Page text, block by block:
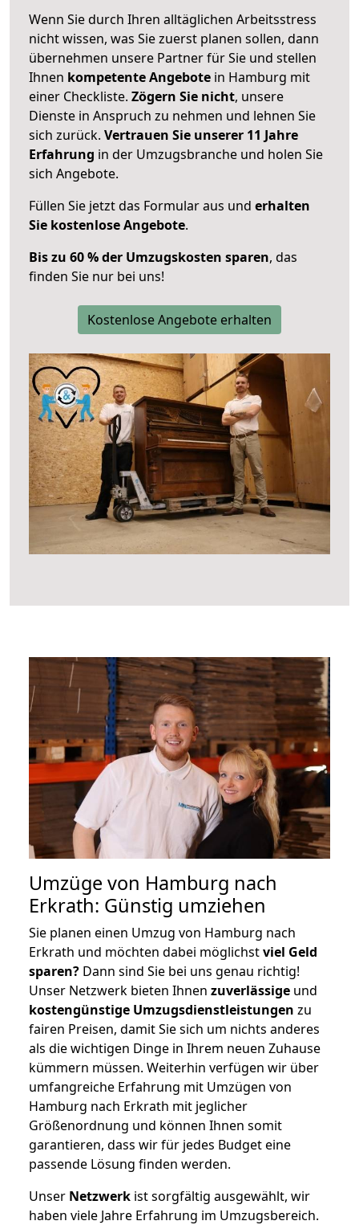
Wenn Sie durch Ihren alltäglichen Arbeitsstress
nicht wissen, was Sie zuerst planen sollen, dann
übernehmen unsere Partner für Sie und stellen
Ihnen kompetente Angebote in Hamburg mit
einer Checkliste. Zögern Sie nicht, unsere
Dienste in Anspruch zu nehmen und lehnen Sie
sich zurück. Vertrauen Sie unserer 11 Jahre
Erfahrung in der Umzugsbranche und holen Sie
sich Angebote.
Füllen Sie jetzt das Formular aus und erhalten
Sie kostenlose Angebote.
Bis zu 60 % der Umzugskosten sparen, das
finden Sie nur bei uns!
Kostenlose Angebote erhalten
Umzüge von Hamburg nach
Erkrath: Günstig umziehen
Sie planen einen Umzug von Hamburg nach
Erkrath und möchten dabei möglichstviel Geld
sparen? Dann sind Sie bei uns genau richtig!
Unser Netzwerk bieten Ihnen zuverlässige und
kostengünstige Umzugsdienstleistungen zu
fairen Preisen, damit Sie sich um nichts anderes
als die wichtigen Dinge in Ihrem neuen Zuhause
kümmern müssen. Weiterhin verfügen wir über
umfangreiche Erfahrung mit Umzügen von
Hamburg nach Erkrath mit jeglicher
Größenordnung und können Ihnen somit
garantieren, dass wir für jedes Budget eine
passende Lösung finden werden.
Unser Netzwerk ist sorgfältig ausgewählt, wir
haben viele Jahre Erfahrung im Umzugsbereich.